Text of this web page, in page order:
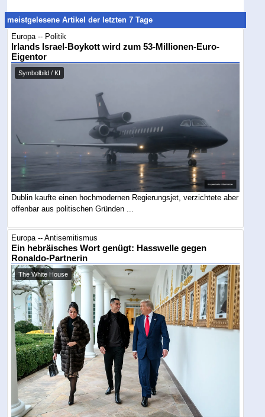
meistgelesene Artikel der letzten 7 Tage
Europa -- Politik
Irlands Israel-Boykott wird zum 53-Millionen-Euro-
Eigentor
Symbolbild / KI
Dublin kaufte einen hochmodernen Regierungsjet, verzichtete aber
offenbar aus politischen Gründen ...
Europa -- Antisemitismus
Ein hebräisches Wort genügt: Hasswelle gegen
Ronaldo-Partnerin
The White House